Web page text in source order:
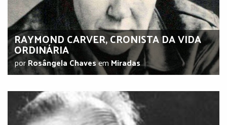
RAYMOND CARVER, CRONISTA DA VIDA
ORDINÁRIA
porRosângela Chavesem Miradas